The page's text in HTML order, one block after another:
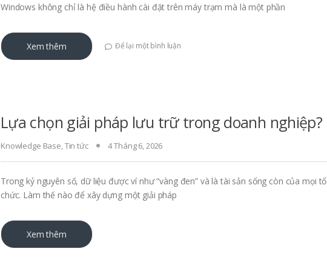
Windows không chỉ là hệ điều hành cài đặt trên máy trạm mà là một phần
Xem thêm Để lại một bình luận
Lựa chọn giải pháp lưu trữ trong doanh nghiệp?
Knowledge Base,Tin tức 4 Tháng 6, 2026
Trong kỷ nguyên số, dữ liệu được ví như “vàng đen” và là tài sản sống còn của mọi tổ
chức. Làm thế nào để xây dựng một giải pháp
Xem thêm